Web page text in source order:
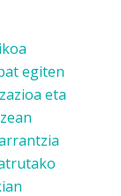
egiten
eta